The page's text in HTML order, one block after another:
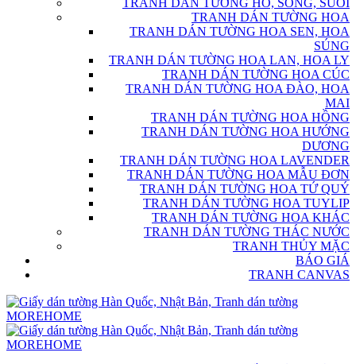
TRANH DÁN TƯỜNG HỒ, SÔNG, SUỐI
TRANH DÁN TƯỜNG HOA
TRANH DÁN TƯỜNG HOA SEN, HOA
SÚNG
TRANH DÁN TƯỜNG HOA LAN, HOA LY
TRANH DÁN TƯỜNG HOA CÚC
TRANH DÁN TƯỜNG HOA ĐÀO, HOA
MAI
TRANH DÁN TƯỜNG HOA HỒNG
TRANH DÁN TƯỜNG HOA HƯỚNG
DƯƠNG
TRANH DÁN TƯỜNG HOA LAVENDER
TRANH DÁN TƯỜNG HOA MẪU ĐƠN
TRANH DÁN TƯỜNG HOA TỨ QUÝ
TRANH DÁN TƯỜNG HOA TUYLIP
TRANH DÁN TƯỜNG HOA KHÁC
TRANH DÁN TƯỜNG THÁC NƯỚC
TRANH THỦY MẶC
BÁO GIÁ
TRANH CANVAS